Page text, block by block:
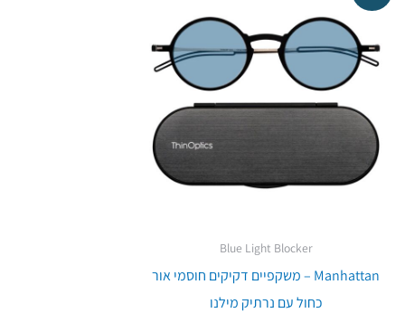
Blue Light Blocker
Manhattan – משקפיים דקיקים חוסמי אור
כחול עם נרתיק מילנו
₪299.00.
הוא:
₪269.00.